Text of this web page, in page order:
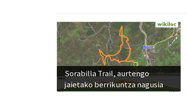
Sorabilla Trail, aurtengo
jaietako berrikuntza nagusia